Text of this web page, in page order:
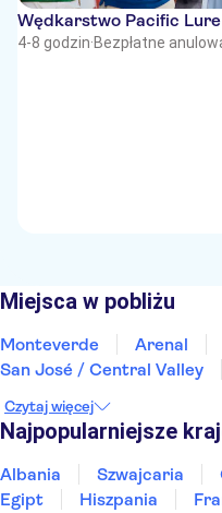
Wędkarstwo Pacific
4-8 godzin·Bezpłatne
Miejsca w pobliżu
Monteverde Arenal
San José / Central Valley
Czytaj więcej
Najpopularniejsze
Albania Szwajcaria
Egipt
Hiszpania